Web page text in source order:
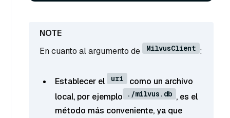
En cuanto al argumento de MilvusClient :
Establecer el uri
como un archivo
local, por ejemplo
./milvus.db , es el
método más conveniente, ya que